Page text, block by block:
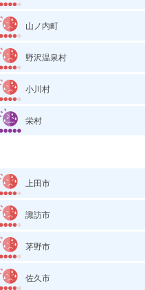
山ノ内町
野沢温泉村
小川村
栄村
上田市
諏訪市
茅野市
佐久市